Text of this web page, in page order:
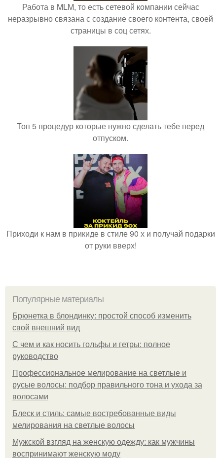
Работа в MLM, то есть сетевой компании сейчас
неразрывно связана с создание своего контента, своей
страницы в соц сетях.
Топ 5 процедур которые нужно сделать тебе перед
отпуском.
Приходи к нам в прикиде в стиле 90 х и получай подарки
от руки вверх!
Популярные материалы
Брюнетка в блондинку: простой способ изменить
свой внешний вид
С чем и как носить гольфы и гетры: полное
руководство
Профессиональное мелирование на светлые и
русые волосы: подбор правильного тона и ухода за
волосами
Блеск и стиль: самые востребованные виды
мелирования на светлые волосы
Мужской взгляд на женскую одежду: как мужчины
воспринимают женскую моду